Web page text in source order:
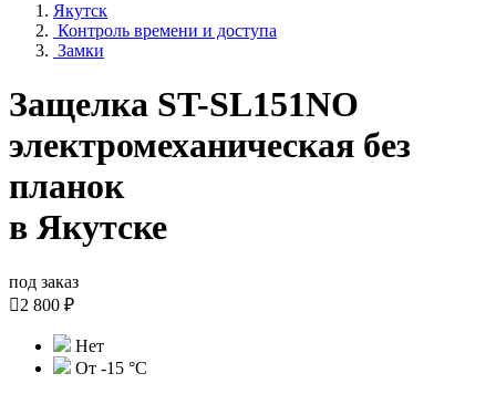
Якутск
Контроль времени и доступа
Замки
Защелка ST-SL151NO
электромеханическая без
планок
в Якутске
под заказ
2 800 ₽
Нет
От -15 °C